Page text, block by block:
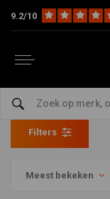
9.2/10
Uitlaat en
Home HD Harley
Filters
Meest bekeken